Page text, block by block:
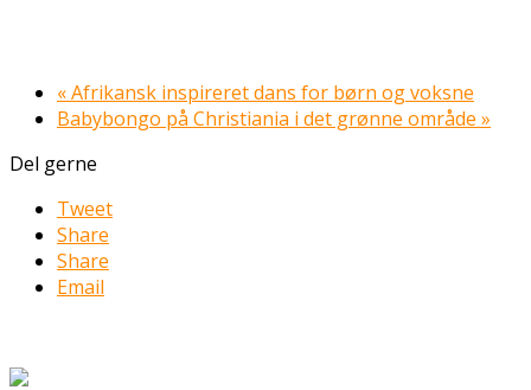
«Afrikansk inspireret dans for børn og voksne
Babybongo på Christiania i det grønne område »
Del gerne
Tweet
Share
Share
Email